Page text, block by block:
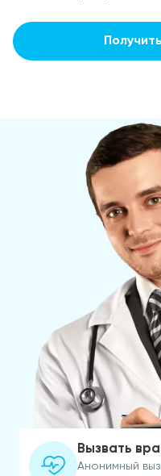
Вызвать
Анонимный